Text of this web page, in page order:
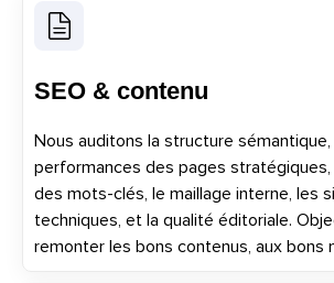
SEO & contenu
Nous auditons la structure sémantique,
performances des pages
des mots-clés, le maillage interne, les
techniques, et la qualité éditoriale.
remonter les bons contenus, aux bons